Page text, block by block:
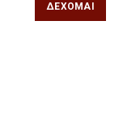
ΔΈΧΟΜΑΙ